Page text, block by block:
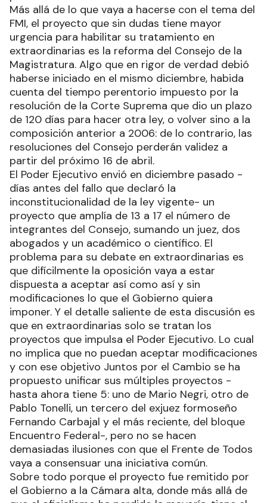
Más allá de lo que vaya a hacerse con el tema del
FMI, el proyecto que sin dudas tiene mayor
urgencia para habilitar su tratamiento en
extraordinarias es la reforma del Consejo de la
Magistratura. Algo que en rigor de verdad debió
haberse iniciado en el mismo diciembre, habida
cuenta del tiempo perentorio impuesto por la
resolución de la Corte Suprema que dio un plazo
de 120 días para hacer otra ley, o volver sino a la
composición anterior a 2006: de lo contrario, las
resoluciones del Consejo perderán validez a
partir del próximo 16 de abril.
El Poder Ejecutivo envió en diciembre pasado -
días antes del fallo que declaró la
inconstitucionalidad de la ley vigente- un
proyecto que amplía de 13 a 17 el número de
integrantes del Consejo, sumando un juez, dos
abogados y un académico o científico. El
problema para su debate en extraordinarias es
que difícilmente la oposición vaya a estar
dispuesta a aceptar así como así y sin
modificaciones lo que el Gobierno quiera
imponer. Y el detalle saliente de esta discusión es
que en extraordinarias solo se tratan los
proyectos que impulsa el Poder Ejecutivo. Lo cual
no implica que no puedan aceptar modificaciones
y con ese objetivo Juntos por el Cambio se ha
propuesto unificar sus múltiples proyectos -
hasta ahora tiene 5: uno de Mario Negri, otro de
Pablo Tonelli, un tercero del exjuez formoseño
Fernando Carbajal y el más reciente, del bloque
Encuentro Federal-, pero no se hacen
demasiadas ilusiones con que el Frente de Todos
vaya a consensuar una iniciativa común.
Sobre todo porque el proyecto fue remitido por
el Gobierno a la Cámara alta, donde más allá de